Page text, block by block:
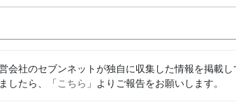
会社のセブンネットが独自に収集した情報を掲載
したら、「こちら 」よりご報告をお願いします。